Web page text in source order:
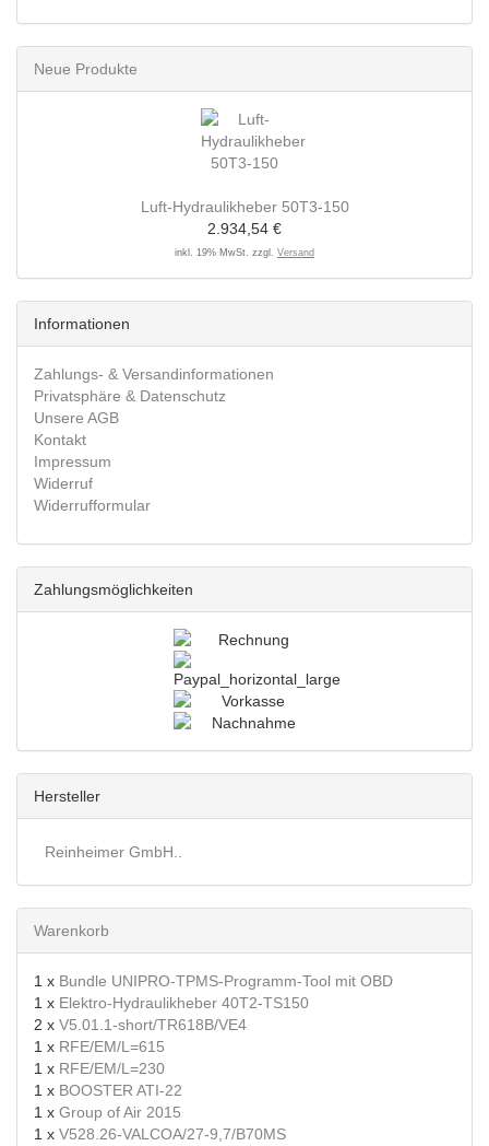
Neue Produkte
Luft-Hydraulikheber 50T3-150
2.934,54 €
inkl. 19% MwSt. zzgl. Versand
Informationen
Zahlungs- & Versandinformationen
Privatsphäre & Datenschutz
Unsere AGB
Kontakt
Impressum
Widerruf
Widerrufformular
Zahlungsmöglichkeiten
Hersteller
Reinheimer GmbH..
Warenkorb
1 x Bundle UNIPRO-TPMS-Programm-Tool mit OBD
1 x Elektro-Hydraulikheber 40T2-TS150
2 x V5.01.1-short/TR618B/VE4
1 x RFE/EM/L=615
1 x RFE/EM/L=230
1 x BOOSTER ATI-22
1 x Group of Air 2015
1 x V528.26-VALCOA/27-9,7/B70MS